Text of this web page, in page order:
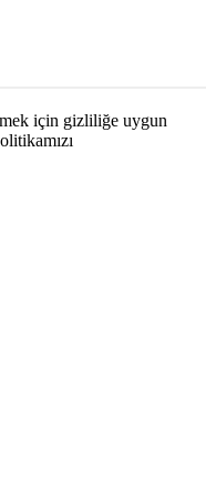
için gizliliğe uygun